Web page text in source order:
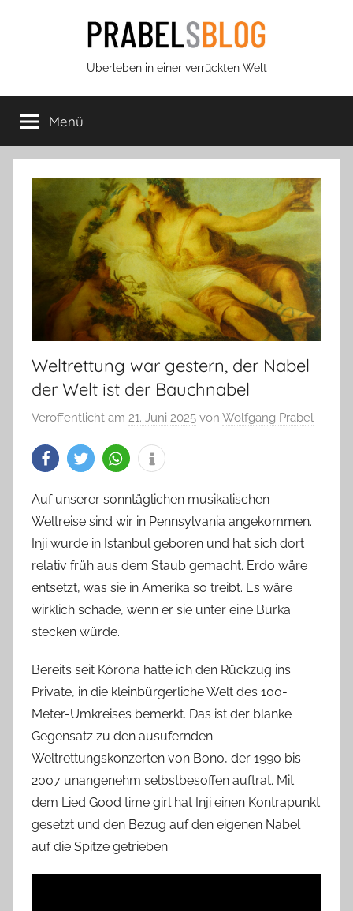
Prabels
Blog
Überleben in einer verrückten Welt
Menü
Weltrettung war gestern, der Nabel
der Welt ist der Bauchnabel
Veröffentlicht am 21. Juni 2025 von Wolfgang Prabel
Auf unserer sonntäglichen musikalischen
Weltreise sind wir in Pennsylvania angekommen.
Inji wurde in Istanbul geboren und hat sich dort
relativ früh aus dem Staub gemacht. Erdo wäre
entsetzt, was sie in Amerika so treibt. Es wäre
wirklich schade, wenn er sie unter eine Burka
stecken würde.
Bereits seit Kórona hatte ich den Rückzug ins
Private, in die kleinbürgerliche Welt des 100-
Meter-Umkreises bemerkt. Das ist der blanke
Gegensatz zu den ausufernden
Weltrettungskonzerten von Bono, der 1990 bis
2007 unangenehm selbstbesoffen auftrat. Mit
dem Lied Good time girl hat Inji einen Kontrapunkt
gesetzt und den Bezug auf den eigenen Nabel
auf die Spitze getrieben.